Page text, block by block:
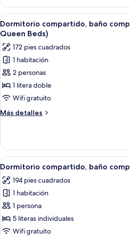
compartido,
baño
compartido
(8
Abrir
todas
las
fotos
de
Dormitorio
compartido,
baño
compartido
(8
-
Queen
Beds)
7
Dormitorio compartido, baño
Queen Beds)
172 pies cuadrados
1 habitación
2 personas
1 litera doble
Wifi gratuito
Más detalles
Más
compartido,
baño
compartido
Person
Queen
Beds)
Abrir
todas
las
fotos
de
Dormitorio
compartido,
6
Dormitorio compartido, baño
194 pies cuadrados
1 habitación
1 persona
5 literas individuales
Wifi gratuito